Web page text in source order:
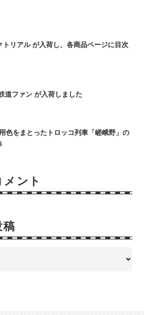
リアル が入荷し、各商品ページに目次
道ファン が入荷しました
色をまとったトロッコ列車「嵯峨野」の
ント